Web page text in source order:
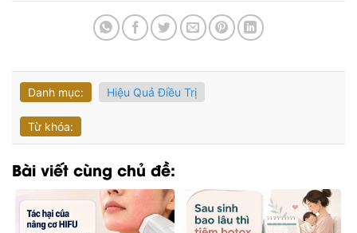
Danh mục: Hiệu Quả Điều Trị
Từ khóa:
Bài viết cùng chủ đề: